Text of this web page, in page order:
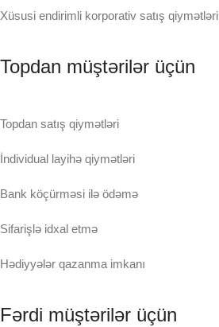
Xüsusi endirimli korporativ satış qiymətləri
Topdan müştərilər üçün
Topdan satış qiymətləri
İndividual layihə qiymətləri
Bank köçürməsi ilə ödəmə
Sifarişlə idxal etmə
Hədiyyələr qazanma imkanı
Fərdi müştərilər üçün